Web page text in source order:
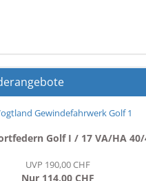
Golf I / 17 VA/HA
UVP 190,00 CHF
Nur 114,00 CHF